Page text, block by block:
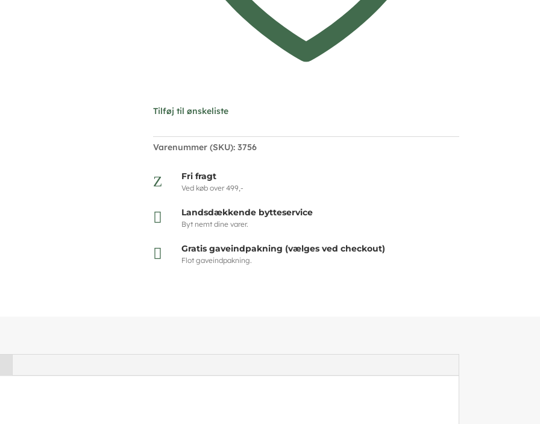
Tilføj til ønskeliste
Varenummer (SKU): 3756
Z Fri fragt
Ved køb over 499,-
 Landsdækkende bytteservice
Byt nemt dine varer.
 Gratis gaveindpakning (vælges ved checkout)
Flot gaveindpakning.